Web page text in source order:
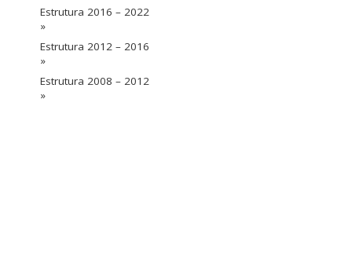
Estrutura 2016 – 2022
»
Estrutura 2012 – 2016
»
Estrutura 2008 – 2012
»